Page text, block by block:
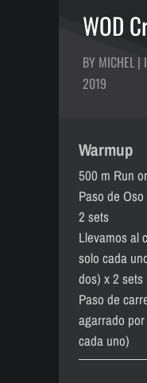
WOD
BY MICHEL |
2019
Warmup
500 m Run
Paso de
2 sets
Llevamos al
solo cada
dos) x 2 sets
Paso de
agarrado
cada uno)